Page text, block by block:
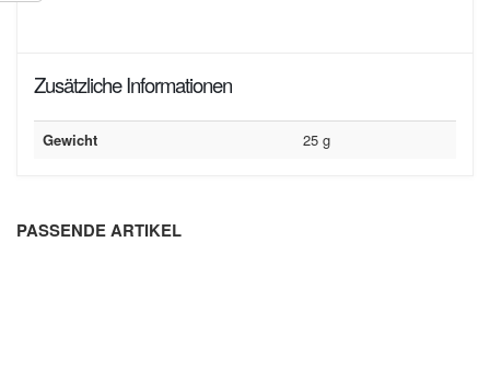
Zusätzliche Informationen
Gewicht 25 g
PASSENDE ARTIKEL